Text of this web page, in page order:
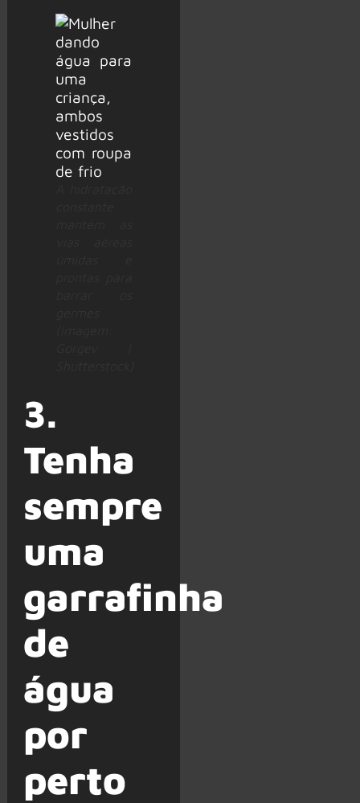
3.
Tenha
sempre
uma
garrafinha
de
água
por
perto